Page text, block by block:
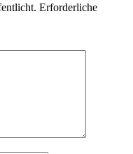
Erforderliche